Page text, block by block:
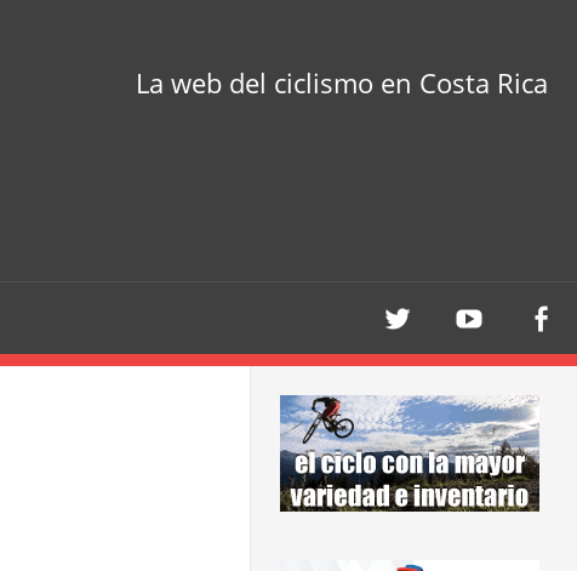
La web del ciclismo en Costa Rica